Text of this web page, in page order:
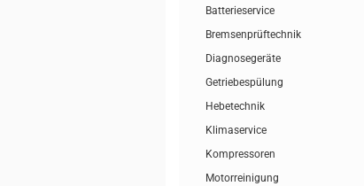
Batterieservice
Bremsenprüftechnik
Diagnosegeräte
Getriebespülung
Hebetechnik
Klimaservice
Kompressoren
Motorreinigung